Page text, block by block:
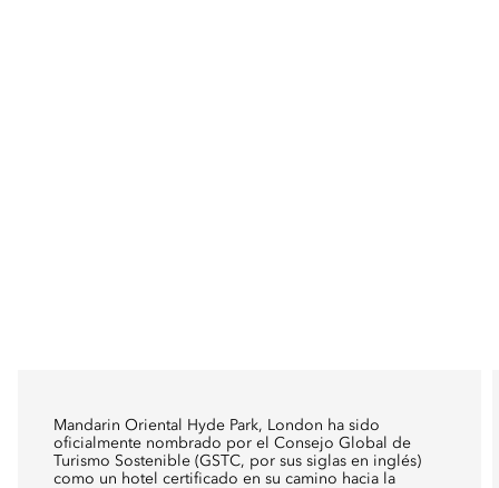
Mandarin Oriental Hyde Park, London ha sido
oficialmente nombrado por el Consejo Global de
Turismo Sostenible (GSTC, por sus siglas en inglés)
como un hotel certificado en su camino hacia la